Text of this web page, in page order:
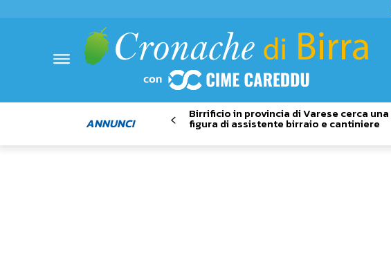
ANNUNCI
Birrificio in provincia di Varese cerca una
figura di assistente birraio e cantiniere